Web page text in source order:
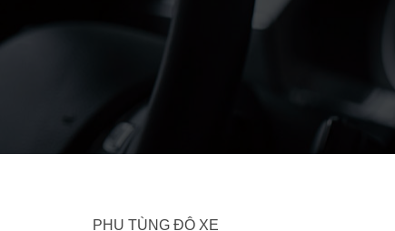
PHỤ TÙNG ĐỘ XE